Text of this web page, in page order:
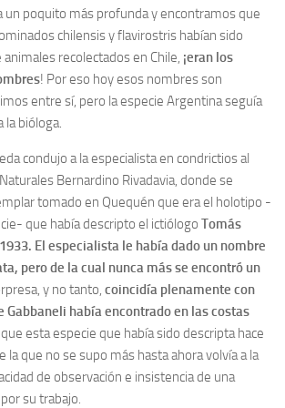
un poquito más profunda y encontramos que
chilensis y flavirostris habían sido
recolectados en Chile, ¡eran los
! Por eso hoy esos nombres son
entre sí, pero la especie Argentina seguía
la bióloga.
condujo a la especialista en condrictios al
Bernardino Rivadavia, donde se
tomado en Quequén que era el holotipo -
que había descripto el ictiólogo Tomás
El especialista le había dado un nombre
pero de la cual nunca más se encontró un
y no tanto, coincidía plenamente con
Gabbaneli había encontrado en las costas
que esta especie que había sido descripta hace
la que no se supo más hasta ahora volvía a la
de observación e insistencia de una
su trabajo.